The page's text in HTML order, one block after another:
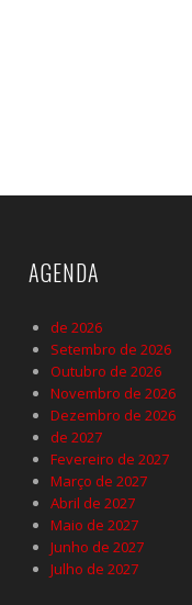
AGENDA
de 2026
Setembro de 2026
Outubro de 2026
Novembro de 2026
Dezembro de 2026
de 2027
Fevereiro de 2027
Março de 2027
Abril de 2027
Maio de 2027
Junho de 2027
Julho de 2027